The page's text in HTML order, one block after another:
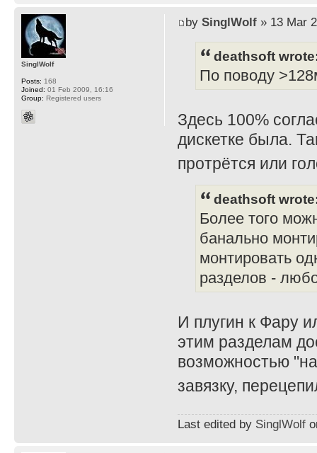
by SinglWolf» 13 Mar
deathsoft
По поводу
Здесь 100%
дискетке была.
протрётся или
deathsoft
Более того
банально
монтировать
разделов -
И плугин к Фару
этим разделам
возможностью
завязку,
Last edited by SinglWolf
SinglWolf
Posts: 168
Joined: 01 Feb 2009, 16:16
Group: Registered users